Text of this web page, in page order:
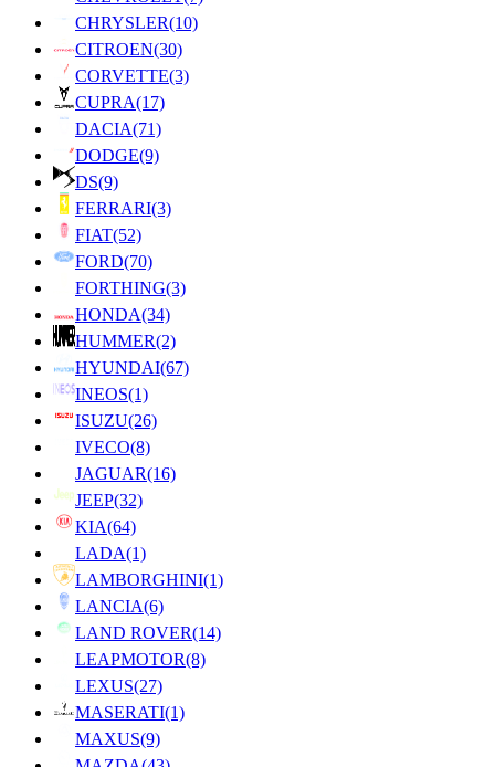
CHRYSLER(10)
CITROEN(30)
CORVETTE(3)
CUPRA(17)
DACIA(71)
DODGE(9)
DS(9)
FERRARI(3)
FIAT(52)
FORD(70)
FORTHING(3)
HONDA(34)
HUMMER(2)
HYUNDAI(67)
INEOS(1)
ISUZU(26)
IVECO(8)
JAGUAR(16)
JEEP(32)
KIA(64)
LADA(1)
LAMBORGHINI(1)
LANCIA(6)
LAND ROVER(14)
LEAPMOTOR(8)
LEXUS(27)
MASERATI(1)
MAXUS(9)